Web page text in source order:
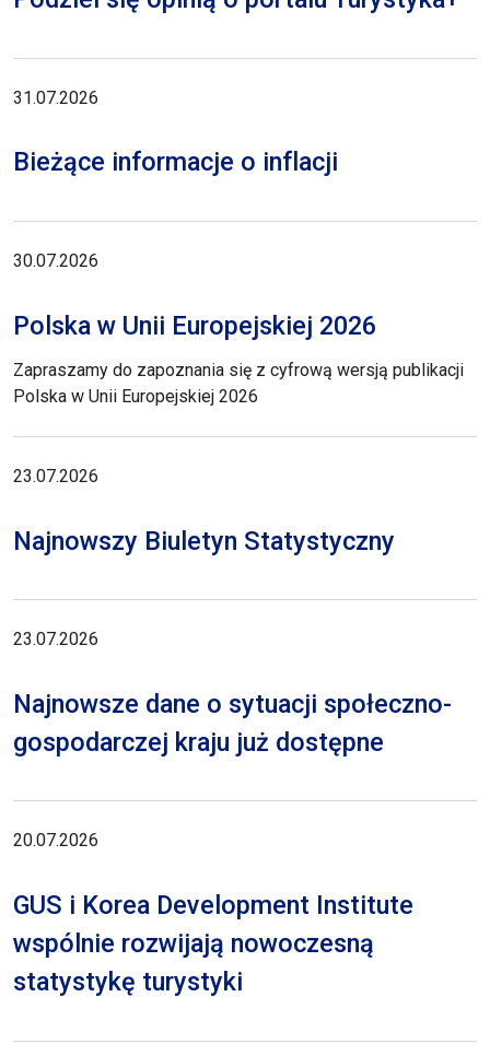
31.07.2026
Bieżące informacje o inflacji
30.07.2026
Polska w Unii Europejskiej 2026
Zapraszamy do zapoznania się z cyfrową wersją publikacji
Polska w Unii Europejskiej 2026
23.07.2026
Najnowszy Biuletyn Statystyczny
23.07.2026
Najnowsze dane o sytuacji społeczno-
gospodarczej kraju już dostępne
20.07.2026
GUS i Korea Development Institute
wspólnie rozwijają nowoczesną
statystykę turystyki